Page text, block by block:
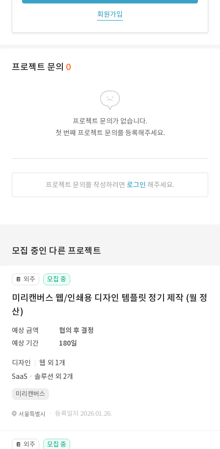
회원가입
프로젝트 문의 0
프로젝트 문의가 없습니다.
첫 번째 프로젝트 문의를 등록해주세요.
프로젝트 문의를 작성하려면 로그인 해주세요.
모집 중인 다른 프로젝트
📔 외주 모집 중
미리캔버스 웹/인쇄용 디자인 템플릿 정기 제작 (월 정
산)
예상 금액
협의 후 결정
예상 기간
180일
디자인
웹 외 1개
SaaSㆍ솔루션 외 2개
미리캔버스
서울특별시 · 등록일자 2026.01.26.
📔 외주 모집 중